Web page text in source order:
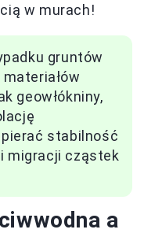
w murach!
gruntów
geowłókniny,
stabilność
migracji cząstek
a